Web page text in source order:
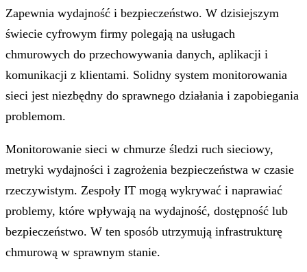
Zapewnia wydajność i bezpieczeństwo. W dzisiejszym
świecie cyfrowym firmy polegają na usługach
chmurowych do przechowywania danych, aplikacji i
komunikacji z klientami. Solidny system monitorowania
sieci jest niezbędny do sprawnego działania i zapobiegania
problemom.
Monitorowanie sieci w chmurze śledzi ruch sieciowy,
metryki wydajności i zagrożenia bezpieczeństwa w czasie
rzeczywistym. Zespoły IT mogą wykrywać i naprawiać
problemy, które wpływają na wydajność, dostępność lub
bezpieczeństwo. W ten sposób utrzymują infrastrukturę
chmurową w sprawnym stanie.